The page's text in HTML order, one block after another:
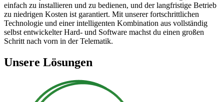
einfach zu installieren und zu bedienen, und der langfristige Betrieb
zu niedrigen Kosten ist garantiert. Mit unserer fortschrittlichen
Technologie und einer intelligenten Kombination aus vollständig
selbst entwickelter Hard- und Software machst du einen großen
Schritt nach vorn in der Telematik.
Unsere Lösungen